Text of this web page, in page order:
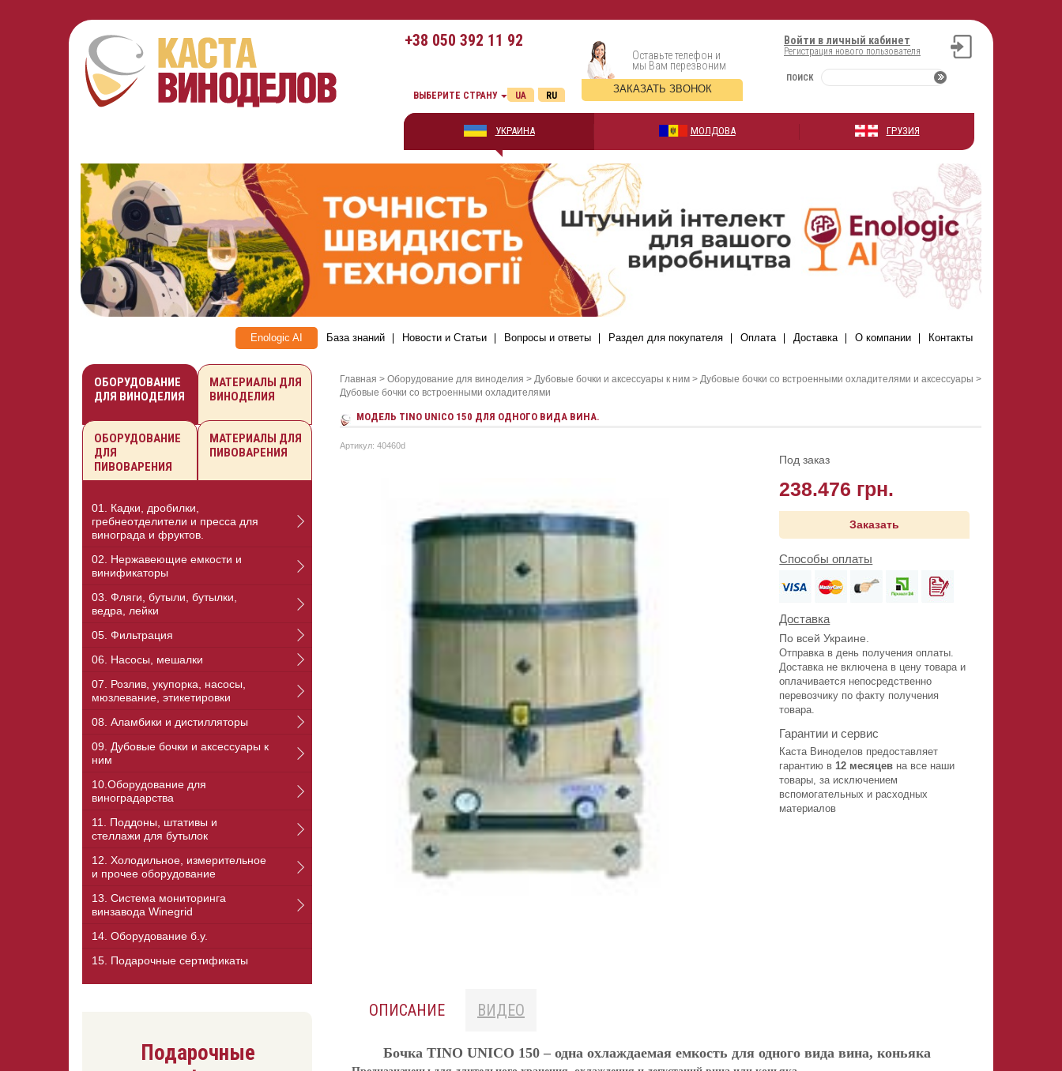
+38 050 392 11 92 Войти в личный кабинет
Регистрация нового пользователя
ПОИСК
Оставьте телефон и
мы Вам перезвоним
ЗАКАЗАТЬ ЗВОНОК
ВЫБЕРИТЕ СТРАНУ RU
UA
УКРАИНА МОЛДОВА ГРУЗИЯ
Enologic AI База знаний Новости и Статьи Вопросы и ответы Раздел для покупателя Оплата Доставка О компании Контакты
Главная > Оборудование для виноделия > Дубовые бочки и аксессуары к ним > Дубовые бочки со встроенными охладителями и аксессуары >
Дубовые бочки со встроенными охладителями
МОДЕЛЬ TINO UNICO 150 ДЛЯ ОДНОГО ВИДА ВИНА.
Артикул: 40460d
Под заказ
238.476 грн.
Заказать
Способы оплаты
Доставка
По всей Украине.
Отправка в день получения оплаты.
Доставка не включена в цену товара и
оплачивается непосредственно
перевозчику по факту получения
товара.
Гарантии и сервис
Каста Виноделов предоставляет
гарантию в12 месяцев на все наши
товары, за исключением
вспомогательных и расходных
материалов
ОПИСАНИЕ ВИДЕО
Бочка TINO UNICO 150 – одна охлаждаемая емкость для одного вида вина, коньяка
ОБОРУДОВАНИЕ
ДЛЯ ВИНОДЕЛИЯ
МАТЕРИАЛЫ ДЛЯ
ВИНОДЕЛИЯ
ОБОРУДОВАНИЕ
ДЛЯ
ПИВОВАРЕНИЯ
МАТЕРИАЛЫ ДЛЯ
ПИВОВАРЕНИЯ
01. Кадки, дробилки,
гребнеотделители и пресса для
винограда и фруктов.
02. Нержавеющие емкости и
винификаторы
03. Фляги, бутыли, бутылки,
ведра, лейки
05. Фильтрация
06. Насосы, мешалки
07. Розлив, укупорка, насосы,
мюзлевание, этикетировки
08. Аламбики и дистилляторы
09. Дубовые бочки и аксессуары к
ним
10.Оборудование для
виноградарства
11. Поддоны, штативы и
стеллажи для бутылок
12. Холодильное, измерительное
и прочее оборудование
13. Cистема мониторинга
винзавода Winegrid
14. Оборудование б.у.
15. Подарочные сертификаты
Подарочные